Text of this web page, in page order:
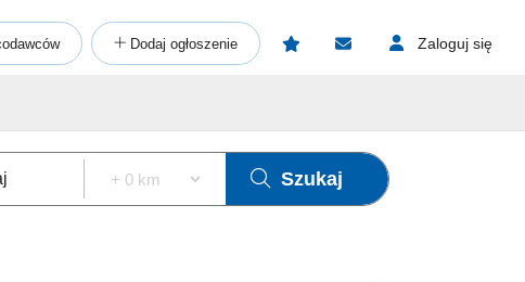
Dodaj ogłoszenie Zaloguj się
Szukaj